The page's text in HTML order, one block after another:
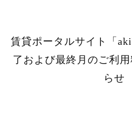
賃貸ポータルサイト「
了および最終月のご利
らせ